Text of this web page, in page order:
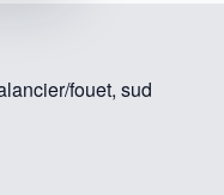
fouet, sud